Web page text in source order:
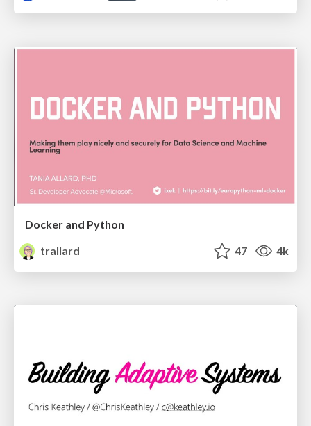
Docker and Python
trallard
47 4k